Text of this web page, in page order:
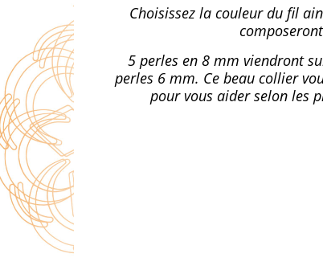
Choisissez la couleur du fil
5 perles en 8 mm viendront
perles 6 mm. Ce beau collier
pour vous aider selon les